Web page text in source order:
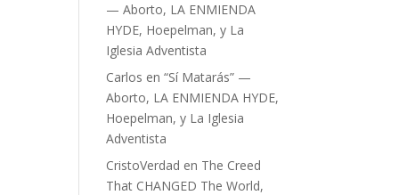
— Aborto, LA ENMIENDA
HYDE, Hoepelman, y La
Iglesia Adventista
Carlos en“Sí Matarás” —
Aborto, LA ENMIENDA HYDE,
Hoepelman, y La Iglesia
Adventista
CristoVerdad en The Creed
That CHANGED The World,